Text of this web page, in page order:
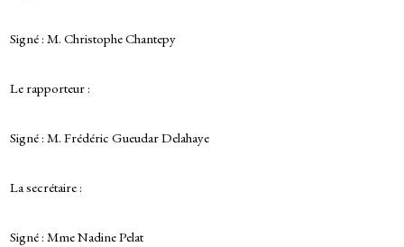
Signé : M. Christophe Chantepy
Le rapporteur :
Signé : M. Frédéric Gueudar Delahaye
La secrétaire :
Signé : Mme Nadine Pelat